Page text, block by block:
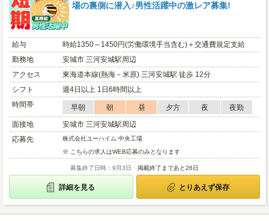
場の裏側に潜入♪男性活躍中の激レア募集!
給与
時給1350～1450円(労働環境手当含む)＋交通費規定支給
勤務地
安城市 三河安城駅周辺
アクセス
東海道本線(熱海－米原) 三河安城駅 徒歩 12分
シフト
週4日以上 1日6時間以上
時間帯
早朝 朝 昼 夕方 夜
夜勤
面接地
安城市 三河安城駅周辺
応募先
株式会社ユーハイム 中央工場
※ こちらの求人はWEB応募のみとなります
募集終了日時：9月3日 掲載終了まであと26日
詳細を見る とりあえず保存